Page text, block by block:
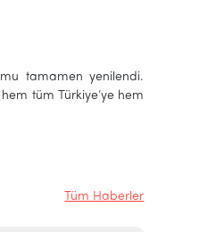
tamamen yenilendi.
tüm Türkiye’ye hem
Tüm Haberler